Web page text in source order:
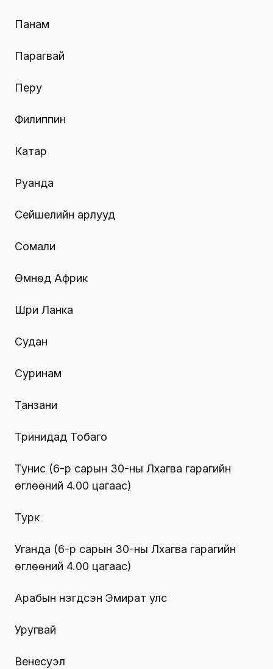
Панам
Парагвай
Перу
Филиппин
Катар
Руанда
Сейшелийн арлууд
Сомали
Өмнөд Африк
Шри Ланка
Судан
Суринам
Танзани
Тринидад Тобаго
Тунис (6-р сарын 30-ны Лхагва гарагийн
өглөөний 4.00 цагаас)
Турк
Уганда (6-р сарын 30-ны Лхагва гарагийн
өглөөний 4.00 цагаас)
Арабын нэгдсэн Эмират улс
Уругвай
Венесуэл